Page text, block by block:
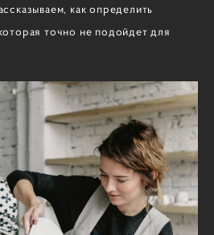
как определить
точно не подойдет для